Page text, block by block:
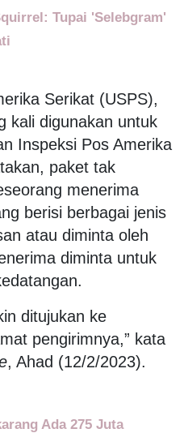
Tupai 'Selebgram'
Serikat (USPS),
kali digunakan untuk
Inspeksi Pos Amerika
paket tak
menerima
berisi berbagai jenis
atau diminta oleh
diminta untuk
ditujukan ke
pengirimnya,” kata
, Ahad (12/2/2023).
Ada 275 Juta